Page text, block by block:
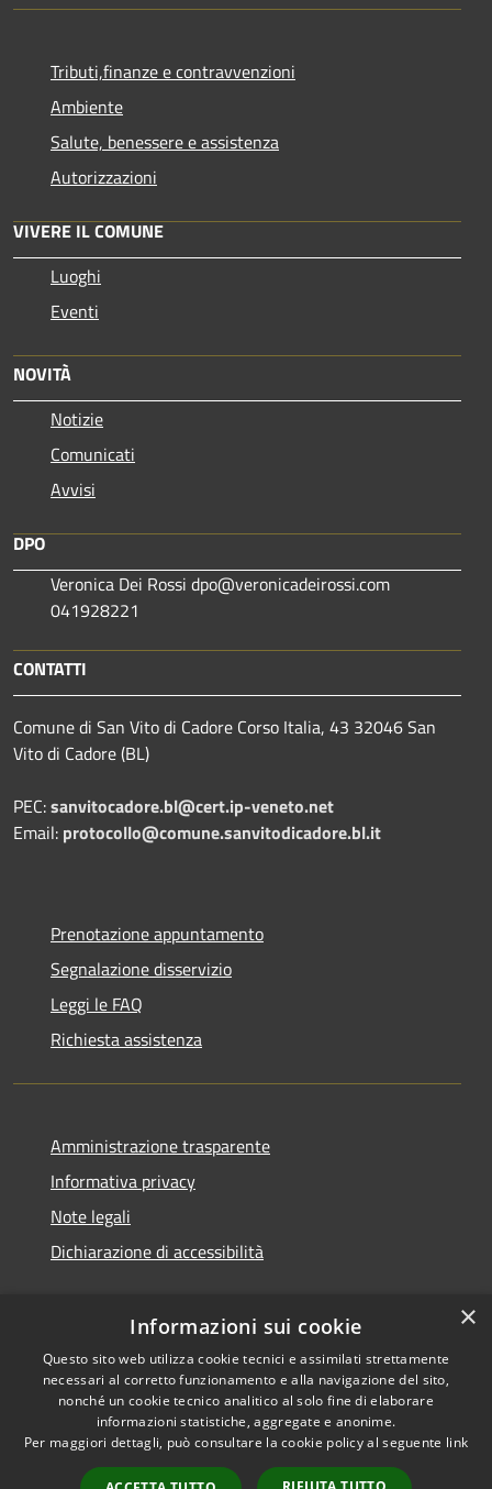
Tributi,finanze e contravvenzioni
Ambiente
Salute, benessere e assistenza
Autorizzazioni
VIVERE IL COMUNE
Luoghi
Eventi
NOVITÀ
Notizie
Comunicati
Avvisi
DPO
Veronica Dei Rossi dpo@veronicadeirossi.com
041928221
CONTATTI
Comune di San Vito di Cadore Corso Italia, 43 32046 San
Vito di Cadore (BL)
PEC:sanvitocadore.bl@cert.ip-veneto.net
Email: protocollo@comune.sanvitodicadore.bl.it
Prenotazione appuntamento
Segnalazione disservizio
Leggi le FAQ
Richiesta assistenza
Amministrazione trasparente
Informativa privacy
Note legali
Dichiarazione di accessibilità
RSS
Accessibilità
Copyright © 2026 • Comune di
×
Informazioni sui cookie
Questo sito web utilizza cookie tecnici e assimilati strettamente
necessari al corretto funzionamento e alla navigazione del sito,
nonché un cookie tecnico analitico al solo fine di elaborare
informazioni statistiche, aggregate e anonime.
Per maggiori dettagli, può consultare la cookie policy al seguente link